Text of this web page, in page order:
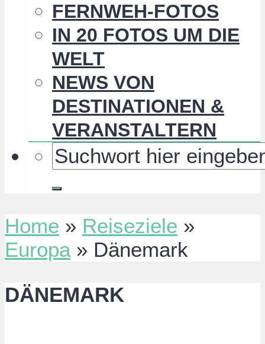
FERNWEH-FOTOS
IN 20 FOTOS UM DIE
WELT
NEWS VON
DESTINATIONEN &
VERANSTALTERN
Home » Reiseziele »
Europa» Dänemark
DÄNEMARK